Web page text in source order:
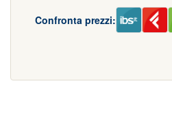
Confronta prezzi: